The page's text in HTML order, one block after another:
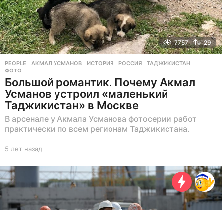
7757 29
PEOPLE АКМАЛ УСМАНОВ ,ИСТОРИЯ ,РОССИЯ ,ТАДЖИКИСТАН
ФОТО
Большой романтик. Почему Акмал
Усманов устроил «маленький
Таджикистан» в Москве
В арсенале у Акмала Усманова фотосерии работ
практически по всем регионам Таджикистана.
5 лет назад
е
т
н
з